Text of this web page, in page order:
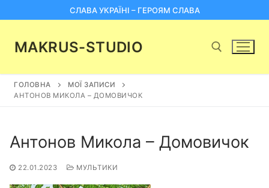
до
СЛАВА УКРАЇНІ – ГЕРОЯМ СЛАВА
MAKRUS-STUDIO
Пошук:
ГОЛОВНА
МОЇ ЗАПИСИ
АНТОНОВ МИКОЛА – ДОМОВИЧОК
Антонов Микола – Домовичок
22.01.2023 МУЛЬТИКИ